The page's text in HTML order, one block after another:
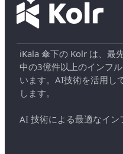
iKala 傘下の Kolr は、最
中の3億件以上のインフ
います。AI技術を活用し
します。
AI 技術による最適なイ